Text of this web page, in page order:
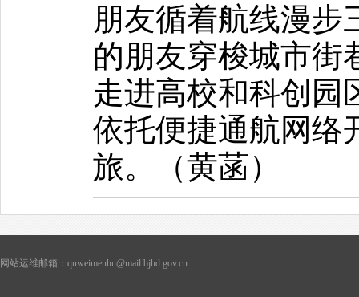
朋友循着航线漫步
的朋友穿梭城市街
走进高校和科创园
依托便捷通航网络
旅。（黄菡）
网站运维邮箱：quweimenhu@mail.bjhd.gov.cn